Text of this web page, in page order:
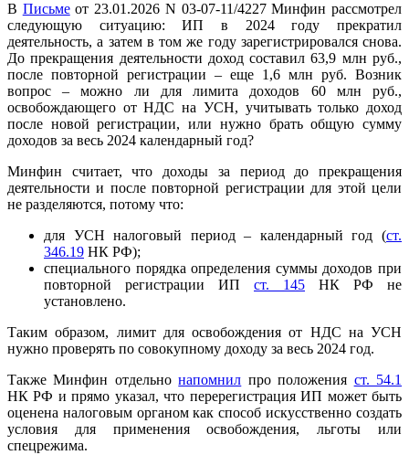
В Письмеот 23.01.2026 N 03-07-11/4227 Минфин рассмотрел
следующую ситуацию: ИП в 2024 году прекратил
деятельность, а затем в том же году зарегистрировался снова.
До прекращения деятельности доход составил 63,9 млн руб.,
после повторной регистрации – еще 1,6 млн руб. Возник
вопрос – можно ли для лимита доходов 60 млн руб.,
освобождающего от НДС на УСН, учитывать только доход
после новой регистрации, или нужно брать общую сумму
доходов за весь 2024 календарный год?
Минфин считает, что доходы за период до прекращения
деятельности и после повторной регистрации для этой цели
не разделяются, потому что:
для УСН налоговый период – календарный год (ст.
346.19 НК РФ);
специального порядка определения суммы доходов при
повторной регистрации ИП ст. 145 НК РФ не
установлено.
Таким образом, лимит для освобождения от НДС на УСН
нужно проверять по совокупному доходу за весь 2024 год.
Также Минфин отдельнонапомнил про положения ст. 54.1
НК РФ и прямо указал, что перерегистрация ИП может быть
оценена налоговым органом как способ искусственно создать
условия для применения освобождения, льготы или
спецрежима.